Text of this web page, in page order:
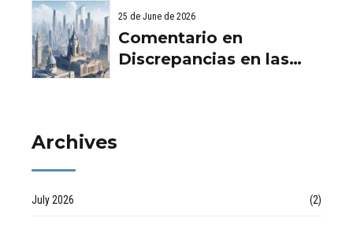
Viviendas: Lo Que
Debes Saber por
empresa de desatascos
en Huelva
25 de June de 2026
Comentario en
Discrepancias en las
Archives
July 2026 (2)